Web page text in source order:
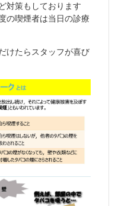
対策もしております
の喫煙者は当日の診療
けたらスタッフが喜び